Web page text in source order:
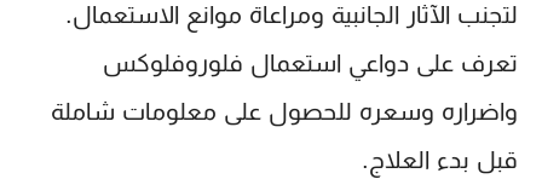
لتجنب الآثار الجانبية ومراعاة موانع الاستعمال.
تعرف على دواعي استعمال فلوروفلوكس
واضراره وسعره للحصول على معلومات شاملة
قبل بدء العلاج.